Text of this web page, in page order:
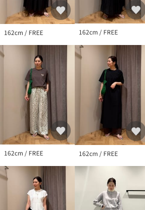
品名：★HARPIE DOUGLAS BNGL 品番：
162cm / FREE 162cm / FREE
162cm / FREE 162cm / FREE